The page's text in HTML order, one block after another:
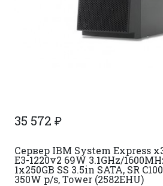
35 572 ₽
Сервер IBM System Express
E3-1220v2 69W 3.1GHz/
1x250GB SS 3.5in SATA, SR
350W p/s, Tower (2582EHU)